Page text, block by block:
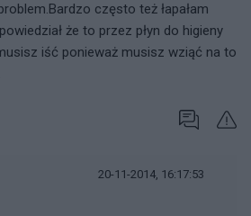
często też łapałam
że to przez płyn do higieny
iść ponieważ musisz wziąć na to
20-11-2014, 16:17:53